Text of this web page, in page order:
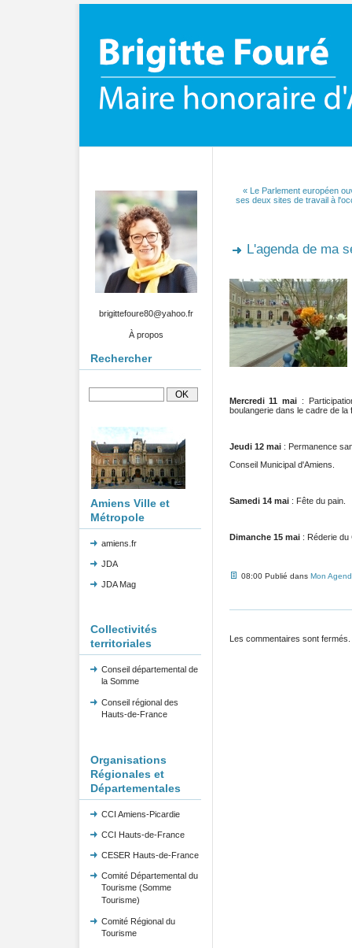
brigittefoure80@yahoo.fr
À propos
Rechercher
Amiens Ville et
Métropole
amiens.fr
JDA
JDA Mag
Collectivités
territoriales
Conseil départemental de
la Somme
Conseil régional des
Hauts-de-France
Organisations
Régionales et
Départementales
CCI Amiens-Picardie
CCI Hauts-de-France
CESER Hauts-de-France
Comité Départemental du
Tourisme (Somme
Tourisme)
Comité Régional du
Tourisme
« Le Parlement européen
ses deux sites de travail à
L'agenda de ma
Mercredi 11 mai :
boulangerie dans le cadre de la
Jeudi 12 mai : Permanence
Conseil Municipal d'Amiens.
Samedi 14 mai : Fête du pain.
Dimanche 15 mai : Réderie du
08:00 Publié dans Mon
Les commentaires sont fermés.